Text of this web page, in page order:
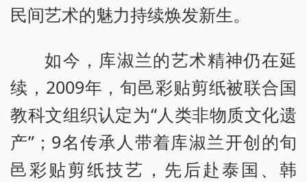
民间艺术的魅力持续焕发新生。
如今，库淑兰的艺术精神仍在延
续，2009年，旬邑彩贴剪纸被联合国
教科文组织认定为“人类非物质文化遗
产”；9名传承人带着库淑兰开创的旬
邑彩贴剪纸技艺，先后赴泰国、韩